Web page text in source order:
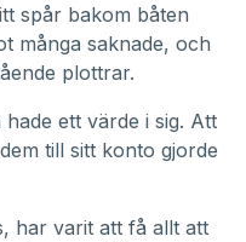
spår bakom båten
många saknade, och
plottrar.
ett värde i sig. Att
till sitt konto gjorde
har varit att få allt att